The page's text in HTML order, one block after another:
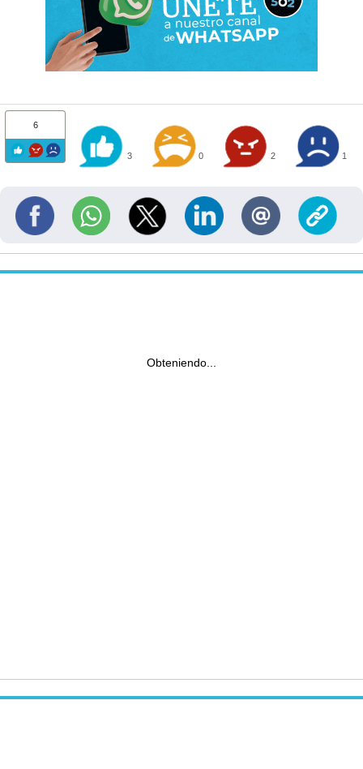
6
3 0 2 1
Obteniendo...